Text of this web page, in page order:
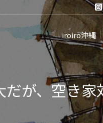
iroiro沖縄
が、空き家